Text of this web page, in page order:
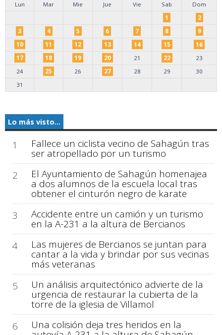
Lun
Mar Mie Jue Vie Sab
Dom
1
2
3
4 5 6 7 8
9
10
11 12 13 14 15
16
17
18 19 20 21 22
23
24
25 26 27 28 29
30
31
Lo más visto...
1 Fallece un ciclista vecino de Sahagún tras
ser atropellado por un turismo
2
El Ayuntamiento de Sahagún homenajea
a dos alumnos de la escuela local tras
obtener el cinturón negro de karate
3
Accidente entre un camión y un turismo
en la A-231 a la altura de Bercianos
4
Las mujeres de Bercianos se juntan para
cantar a la vida y brindar por sus vecinas
más veteranas
5
Un análisis arquitectónico advierte de la
urgencia de restaurar la cubierta de la
torre de la iglesia de Villamol
6
Una colisión deja tres heridos en la